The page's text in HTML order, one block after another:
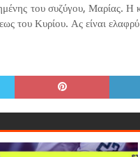
του συζύγου, Μαρίας. Η
του Κυρίου. Ας είναι